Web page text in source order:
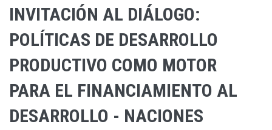
INVITACIÓN AL DIÁLOGO:
POLÍTICAS DE DESARROLLO
PRODUCTIVO COMO MOTOR
PARA EL FINANCIAMIENTO AL
DESARROLLO - NACIONES